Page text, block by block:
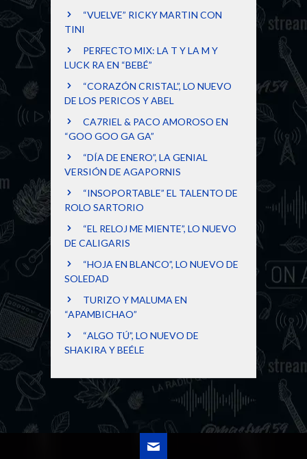
“VUELVE” RICKY MARTIN CON
TINI
PERFECTO MIX: LA T Y LA M Y
LUCK RA EN “BEBÉ”
“CORAZÓN CRISTAL”, LO NUEVO
DE LOS PERICOS Y ABEL
CA7RIEL & PACO AMOROSO EN
“GOO GOO GA GA”
“DÍA DE ENERO”, LA GENIAL
VERSIÓN DE AGAPORNIS
“INSOPORTABLE” EL TALENTO DE
ROLO SARTORIO
“EL RELOJ ME MIENTE”, LO NUEVO
DE CALIGARIS
“HOJA EN BLANCO”, LO NUEVO DE
SOLEDAD
TURIZO Y MALUMA EN
“APAMBICHAO”
“ALGO TÚ”, LO NUEVO DE
SHAKIRA Y BEÉLE